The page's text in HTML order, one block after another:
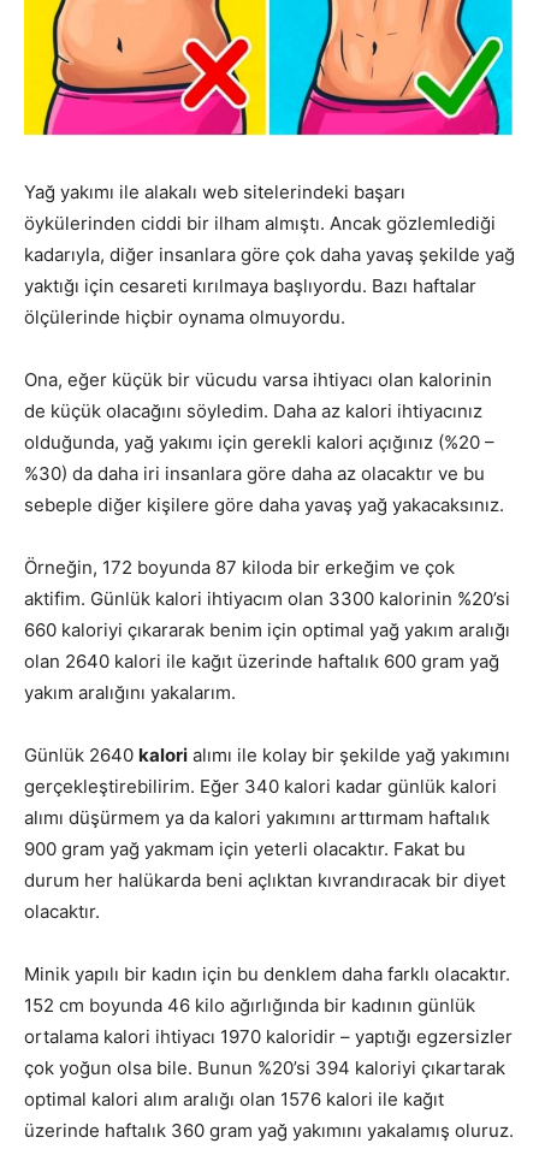
Yağ yakımı ile alakalı web sitelerindeki başarı
öykülerinden ciddi bir ilham almıştı. Ancak gözlemlediği
kadarıyla, diğer insanlara göre çok daha yavaş şekilde yağ
yaktığı için cesareti kırılmaya başlıyordu. Bazı haftalar
ölçülerinde hiçbir oynama olmuyordu.
Ona, eğer küçük bir vücudu varsa ihtiyacı olan kalorinin
de küçük olacağını söyledim. Daha az kalori ihtiyacınız
olduğunda, yağ yakımı için gerekli kalori açığınız (%20 –
%30) da daha iri insanlara göre daha az olacaktır ve bu
sebeple diğer kişilere göre daha yavaş yağ yakacaksınız.
Örneğin, 172 boyunda 87 kiloda bir erkeğim ve çok
aktifim. Günlük kalori ihtiyacım olan 3300 kalorinin %20’si
660 kaloriyi çıkararak benim için optimal yağ yakım aralığı
olan 2640 kalori ile kağıt üzerinde haftalık 600 gram yağ
yakım aralığını yakalarım.
Günlük 2640 kalori alımı ile kolay bir şekilde yağ yakımını
gerçekleştirebilirim. Eğer 340 kalori kadar günlük kalori
alımı düşürmem ya da kalori yakımını arttırmam haftalık
900 gram yağ yakmam için yeterli olacaktır. Fakat bu
durum her halükarda beni açlıktan kıvrandıracak bir diyet
olacaktır.
Minik yapılı bir kadın için bu denklem daha farklı olacaktır.
152 cm boyunda 46 kilo ağırlığında bir kadının günlük
ortalama kalori ihtiyacı 1970 kaloridir – yaptığı egzersizler
çok yoğun olsa bile. Bunun %20’si 394 kaloriyi çıkartarak
optimal kalori alım aralığı olan 1576 kalori ile kağıt
üzerinde haftalık 360 gram yağ yakımını yakalamış oluruz.